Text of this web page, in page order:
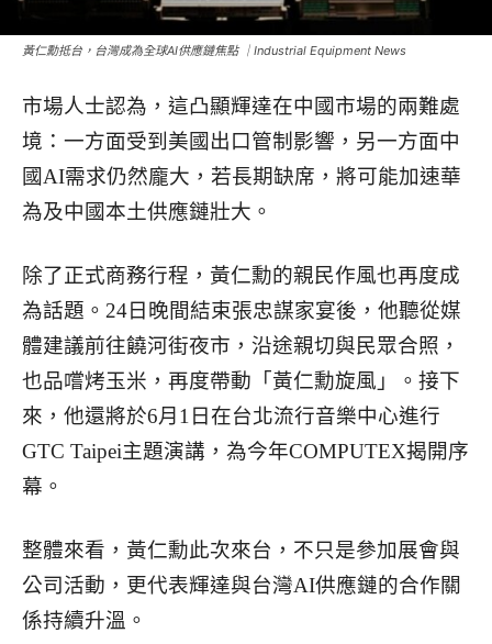
黃仁勳抵台，台灣成為全球AI供應鏈焦點 ｜Industrial Equipment News
市場人士認為，這凸顯輝達在中國市場的兩難處
境：一方面受到美國出口管制影響，另一方面中
國AI需求仍然龐大，若長期缺席，將可能加速華
為及中國本土供應鏈壯大。
除了正式商務行程，黃仁勳的親民作風也再度成
為話題。24日晚間結束張忠謀家宴後，他聽從媒
體建議前往饒河街夜市，沿途親切與民眾合照，
也品嚐烤玉米，再度帶動「黃仁勳旋風」。接下
來，他還將於6月1日在台北流行音樂中心進行
GTC Taipei主題演講，為今年COMPUTEX揭開序
幕。
整體來看，黃仁勳此次來台，不只是參加展會與
公司活動，更代表輝達與台灣AI供應鏈的合作關
係持續升溫。